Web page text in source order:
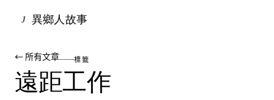
J 異鄉人故事
← 所有文章 標籤
遠距工作